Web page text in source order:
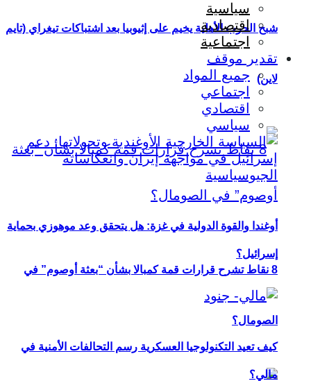
شبح الحرب الأهلية يخيم على إثيوبيا بعد اشتباكات تيغراي (تايم
لاين)
8 نقاط تشرح قرارات قمة كمبالا بشأن “بعثة أوصوم” في
الصومال؟
سياسية
اقتصادية
اجتماعية
تقدير موقف
جميع المواد
اجتماعي
اقتصادي
سياسي
أوغندا والقوة الدولية في غزة: هل يتحقق وعد موهوزي بحماية
إسرائيل؟
كيف تعيد التكنولوجيا العسكرية رسم التحالفات الأمنية في
مالي؟